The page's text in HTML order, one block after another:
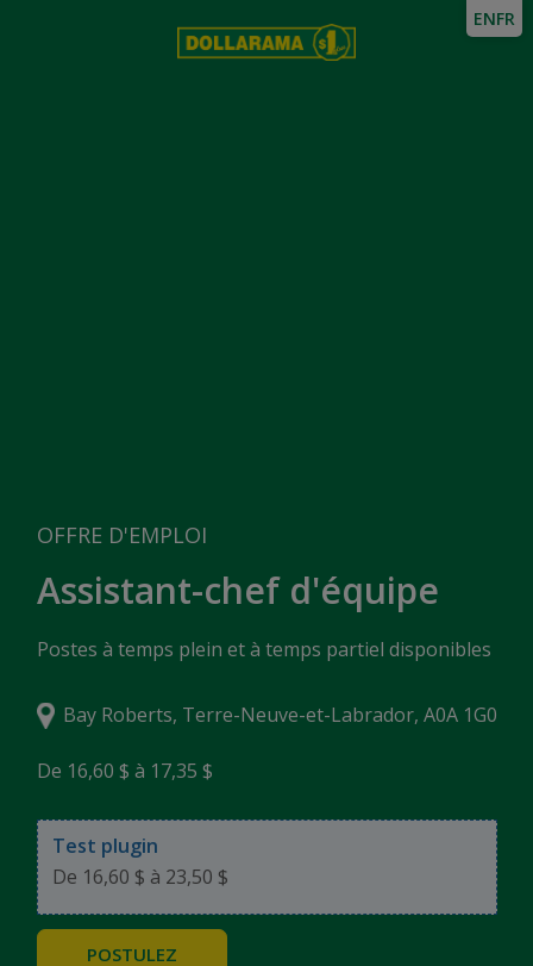
OFFRE D'EMPLOI
Assistant-chef d'équipe
Postes à temps plein et à temps partiel disponibles
Bay Roberts, Terre-Neuve-et-Labrador, A0A 1G0
De 16,60 $ à 17,35 $
Test plugin
De 16,60 $ à 23,50 $
POSTULEZ
ENFR